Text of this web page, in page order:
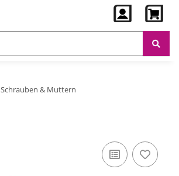
Schrauben & Muttern